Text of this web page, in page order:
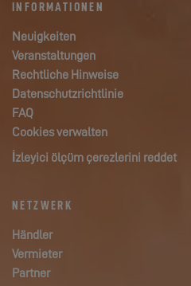
INFORMATIONEN
Neuigkeiten
Veranstaltungen
Rechtliche Hinweise
Datenschutzrichtlinie
FAQ
Cookies verwalten
İzleyici ölçüm çerezlerini reddet
NETZWERK
Händler
Vermieter
Partner